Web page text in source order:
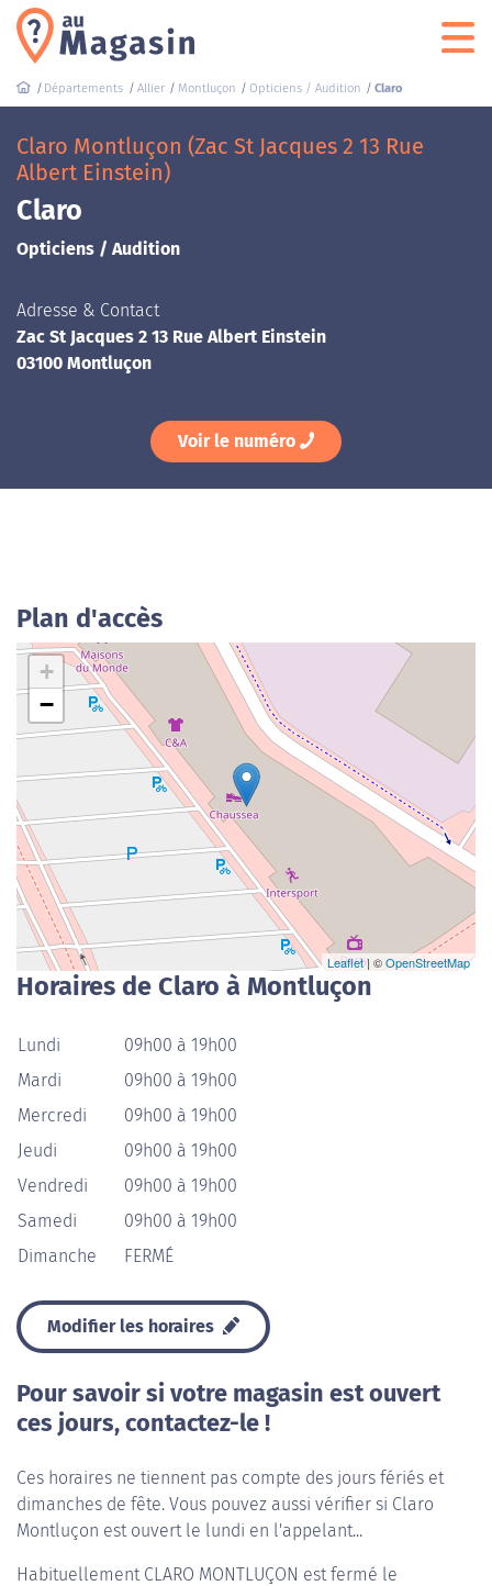
Départements Allier Montluçon Opticiens / Audition Claro
Claro Montluçon (Zac St Jacques 2 13 Rue
Albert Einstein)
Claro
Opticiens / Audition
Adresse & Contact
Zac St Jacques 2 13 Rue Albert Einstein
03100 Montluçon
Voir le numéro
Plan d'accès
+
−
Leaflet| ©OpenStreetMap
Horaires de Claro à Montluçon
Lundi
09h00 à 19h00
Mardi
09h00 à 19h00
Mercredi
09h00 à 19h00
Jeudi
09h00 à 19h00
Vendredi
09h00 à 19h00
Samedi
09h00 à 19h00
Dimanche
FERMÉ
Modifier les horaires
Pour savoir si votre magasin est ouvert
ces jours, contactez-le !
Ces horaires ne tiennent pas compte des jours fériés et
dimanches de fête. Vous pouvez aussi vérifier si Claro
Montluçon est ouvert le lundi en l'appelant...
Habituellement CLARO MONTLUÇON est fermé le